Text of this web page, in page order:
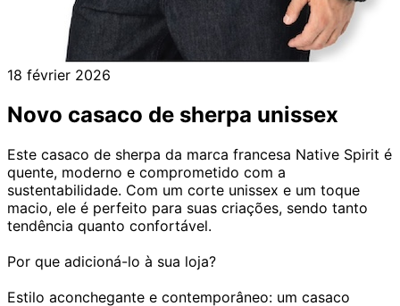
18 février 2026
Novo casaco de sherpa unissex
Este casaco de sherpa da marca francesa Native Spirit é
quente, moderno e comprometido com a
sustentabilidade. Com um corte unissex e um toque
macio, ele é perfeito para suas criações, sendo tanto
tendência quanto confortável.
Por que adicioná-lo à sua loja?
Estilo aconchegante e contemporâneo: um casaco